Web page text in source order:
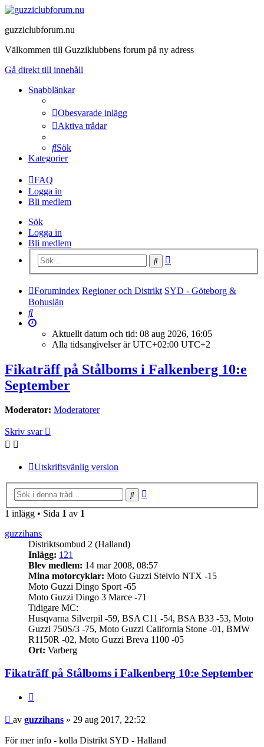
guzziclubforum.nu
Välkommen till Guzziklubbens forum på ny adress
Gå direkt till innehåll
Snabblänkar
Obesvarade inlägg
Aktiva trådar
Sök
Kategorier
FAQ
Logga in
Bli medlem
Sök
Logga in
Bli medlem
Sök
Forumindex Regioner och Distrikt SYD - Göteborg &
Bohuslän
Sök
Aktuellt datum och tid: 08 aug 2026, 16:05
Alla tidsangivelser är UTC+02:00 UTC+2
Fikaträff på Stålboms i Falkenberg 10:e
September
Moderator: Moderatorer
Skriv svar
Utskriftsvänlig version
Sök
1 inlägg • Sida 1 av 1
guzzihans
Distriktsombud 2 (Halland)
Inlägg: 121
Blev medlem: 14 mar 2008, 08:57
Mina motorcyklar: Moto Guzzi Stelvio NTX -15
Moto Guzzi Dingo Sport -65
Moto Guzzi Dingo 3 Marce -71
Tidigare MC:
Husqvarna Silverpil -59, BSA C11 -54, BSA B33 -53, Moto
Guzzi 750S/3 -75, Moto Guzzi California Stone -01, BMW
R1150R -02, Moto Guzzi Breva 1100 -05
Ort: Varberg
Fikaträff på Stålboms i Falkenberg 10:e September
Inlägg
av guzzihans » 29 aug 2017, 22:52
För mer info - kolla Distrikt SYD - Halland